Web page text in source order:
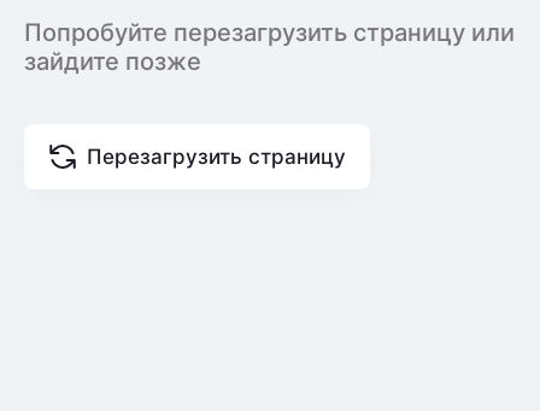
Попробуйте перезагрузить страницу или
зайдите позже
Перезагрузить страницу